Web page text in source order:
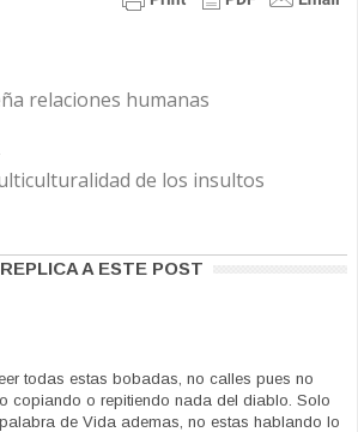
relaciones humanas
de los insultos
A ESTE POST
todas estas bobadas, no calles pues no
copiando o repitiendo nada del diablo. Solo
de Vida ademas, no estas hablando lo